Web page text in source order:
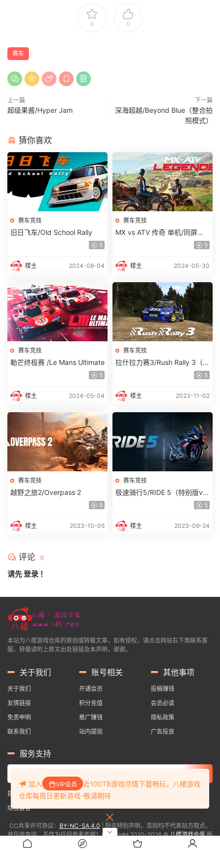
0 0
赛车
上一篇
超级果酱/Hyper Jam
下一篇
深海超越/Beyond Blue（整合拍
照模式）
猜你喜欢
赛车竞技
旧日飞车/Old School Rally
5
楼主 2024-08-04
赛车竞技
MX vs ATV 传奇 单机/同屏双
5
楼主 2024-05-30
赛车竞技
勒芒终极赛 /Le Mans Ultimate
5
楼主 2024-05-04
赛车竞技
拉什拉力赛3/Rush Rally 3（v
5
楼主 2023-11-02
赛车竞技
越野之旅2/Overpass 2
5
楼主 2023-10-05
赛车竞技
极速骑行5/RIDE 5（特别版v2
5
楼主 2023-09-24
评论 0
请先登录 ！
本站为八楼游戏仓库的原创或转载文章，如有侵权，请点击网站右下角联系客
服，转载请附上原文出处链接及本声明，谢谢。
关于我们
关于我们
友情链接
免责申明
联系我们
账号相关
开通会员
积分充值
推广赚钱
站内提现
其他事项
投稿赚钱
会员必读
隐私政策
广告投放
服务支持
提交工单
给我留言
CC共享许可协议： BY-NC-SA 4.0 | 除非特别声明，否则均不代表站方观点，
并仅供查阅，不作为任何参考依据！Copyright 2010-2026 ©八楼游戏仓库版
加入 VIP会员
近100TB游戏尽情下载畅玩，八楼游戏
仓库每周日更新游戏-敬请期待